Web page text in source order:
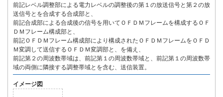
前記レベル調整部による電力レベルの調整後の第１の放送信号と第２の放
送信号とを合成する合成部と、
前記合成部による合成後の信号を用いてＯＦＤＭフレームを構成するＯＦ
ＤＭフレーム構成部と、
前記ＯＦＤＭフレーム構成部により構成されたＯＦＤＭフレームをＯＦＤ
Ｍ変調して送信するＯＦＤＭ変調部と、を備え、
前記第２の周波数帯域は、前記第１の周波数帯域と、前記第１の周波数帯
域の両側に隣接する調整帯域とを含む、送信装置。
イメージ図